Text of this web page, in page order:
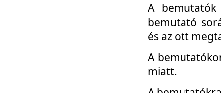
A
bemutató
és az ott
A
miatt.